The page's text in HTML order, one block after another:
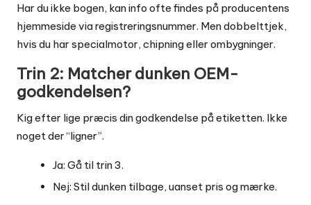
Har du ikke bogen, kan info ofte findes på producentens
hjemmeside via registreringsnummer. Men dobbelttjek,
hvis du har specialmotor, chipning eller ombygninger.
Trin 2: Matcher dunken OEM-
godkendelsen?
Kig efter lige præcis din godkendelse på etiketten. Ikke
noget der “ligner”.
Ja: Gå til trin 3.
Nej: Stil dunken tilbage, uanset pris og mærke.